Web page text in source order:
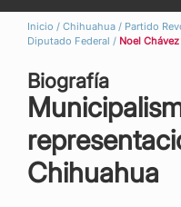
Inicio / Chihuahua / Partido
Diputado Federal / Noel
Biografía
Chihuahua